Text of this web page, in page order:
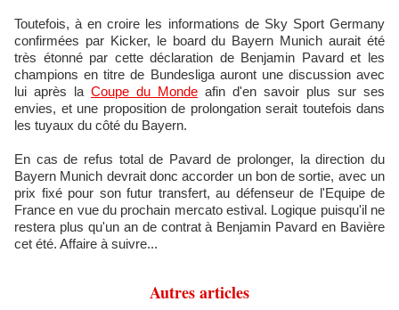
Toutefois, à en croire les informations de Sky Sport Germany
confirmées par Kicker, le board du Bayern Munich aurait été
très étonné par cette déclaration de Benjamin Pavard et les
champions en titre de Bundesliga auront une discussion avec
lui après la Coupe du Monde afin d'en savoir plus sur ses
envies, et une proposition de prolongation serait toutefois dans
les tuyaux du côté du Bayern.
En cas de refus total de Pavard de prolonger, la direction du
Bayern Munich devrait donc accorder un bon de sortie, avec un
prix fixé pour son futur transfert, au défenseur de l'Equipe de
France en vue du prochain mercato estival. Logique puisqu'il ne
restera plus qu'un an de contrat à Benjamin Pavard en Bavière
cet été. Affaire à suivre...
Autres articles